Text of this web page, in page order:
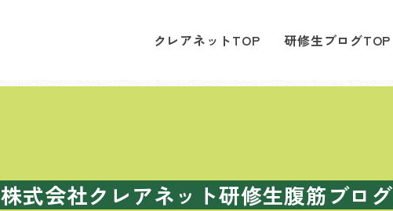
クレアネットTOP 研修生ブログTOP
株式会社クレアネット研修生腹筋ブログ